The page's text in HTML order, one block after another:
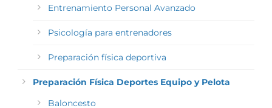
Entrenamiento Personal Avanzado
Psicología para entrenadores
Preparación física deportiva
Preparación Física Deportes Equipo y Pelota
Baloncesto